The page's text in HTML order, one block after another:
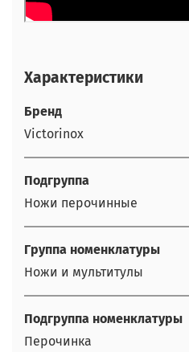
Характеристики
Бренд
Victorinox
Подгруппа
Ножи перочинные
Группа номенклатуры
Ножи и мультитулы
Подгруппа номенклатуры
Перочинка